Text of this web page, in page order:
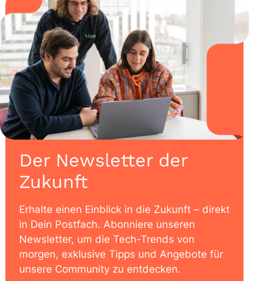
Der Newsletter der
Zukunft
Erhalte einen Einblick in die Zukunft – direkt
in Dein Postfach. Abonniere unseren
Newsletter, um die Tech-Trends von
morgen, exklusive Tipps und Angebote für
unsere Community zu entdecken.